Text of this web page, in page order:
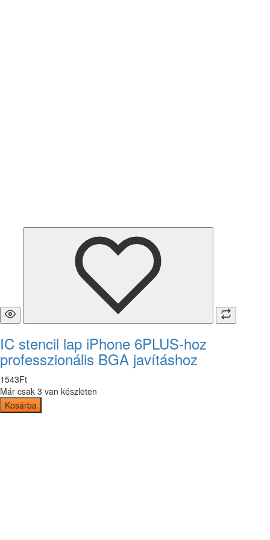
IC stencil lap iPhone 6PLUS-hoz
professzionális BGA javításhoz
1543Ft
Már csak 3 van készleten
Kosárba